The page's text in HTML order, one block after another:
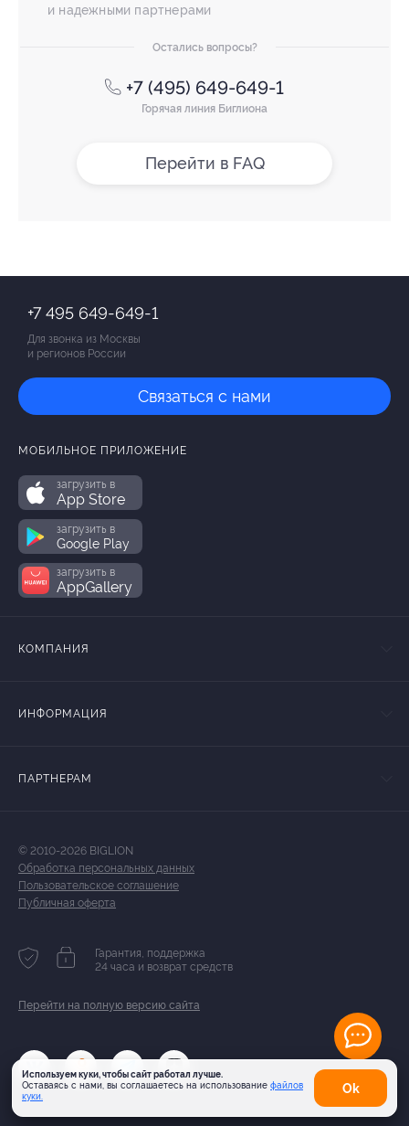
и надежными партнерами
Остались вопросы?
+7 (495) 649-649-1
Горячая линия Биглиона
Перейти в FAQ
Используем куки, чтобы сайт работал лучше.
Оставаясь с нами, вы соглашаетесь на использование файлов
куки.
Оk
+7 495 649-649-1
Для звонка из Москвы
и регионов России
Связаться с нами
МОБИЛЬНОЕ ПРИЛОЖЕНИЕ
загрузить в
App Store
загрузить в
Google Play
загрузить в
AppGallery
КОМПАНИЯ
ИНФОРМАЦИЯ
ПАРТНЕРАМ
© 2010-2026 BIGLION
Обработка персональных данных
Пользовательское соглашение
Публичная оферта
Гарантия, поддержка
24 часа и возврат средств
Перейти на полную версию сайта